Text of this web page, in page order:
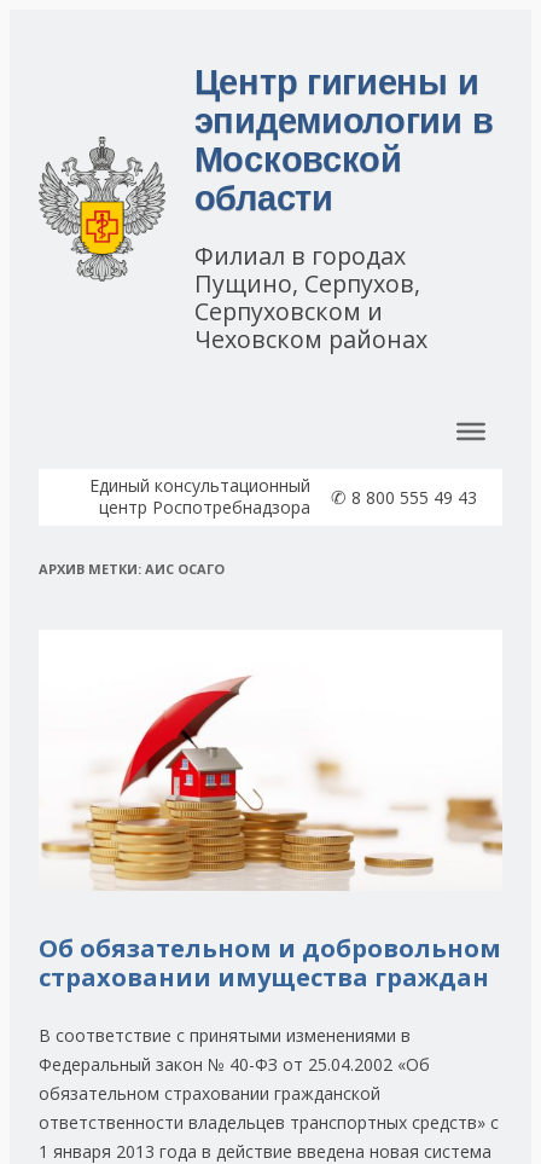
Центр гигиены и
эпидемиологии в
Московской
области
Филиал в городах
Пущино, Серпухов,
Серпуховском и
Чеховском районах
Единый консультационный
центр Роспотребнадзора
✆ 8 800 555 49 43
АРХИВ МЕТКИ: АИС ОСАГО
Об обязательном и добровольном
страховании имущества граждан
В соответствие с принятыми изменениями в
Федеральный закон № 40-ФЗ от 25.04.2002 «Об
обязательном страховании гражданской
ответственности владельцев транспортных средств» с
1 января 2013 года в действие введена новая система